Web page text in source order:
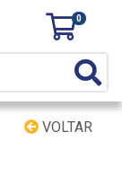
0
VOLTAR